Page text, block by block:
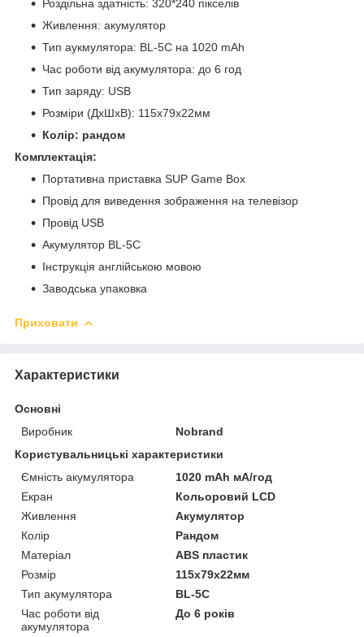
Роздільна здатність: 320*240 пікселів
Живлення: акумулятор
Тип аукмулятора: BL-5C на 1020 mAh
Час роботи від акумулятора: до 6 год
Тип заряду: USB
Розміри (ДхШхВ): 115х79х22мм
Колір: рандом
Комплектація:
Портативна приставка SUP Game Box
Провід для виведення зображення на телевізор
Провід USB
Акумулятор BL-5C
Інструкція англійською мовою
Заводська упаковка
Приховати
Характеристики
Основні
Виробник
Nobrand
Користувальницькі характеристики
Ємність акумулятора
1020 mAh мА/год
Екран
Кольоровий LCD
Живлення
Акумулятор
Колір
Рандом
Матеріал
ABS пластик
Розмір
115х79х22мм
Тип акумулятора
BL-5C
Час роботи від
акумулятора
До 6 років